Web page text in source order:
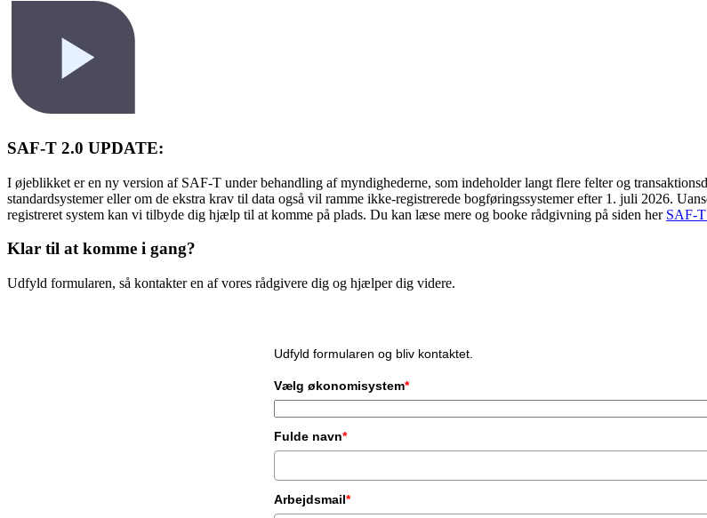
SAF-T 2.0 UPDATE:
I øjeblikket er en ny version af SAF-T under behandling af myndighederne, som indeholder langt flere felter og
standardsystemer eller om de ekstra krav til data også vil ramme ikke-registrerede bogføringssystemer efter 1. juli 2026.
registreret system kan vi tilbyde dig hjælp til at komme på plads. Du kan læse mere og booke rådgivning på siden her SAF-
Klar til at komme i gang?
Udfyld formularen, så kontakter en af vores rådgivere dig og hjælper dig videre.
Udfyld formularen og bliv kontaktet.
Vælg økonomisystem*
Fulde navn*
Arbejdsmail*